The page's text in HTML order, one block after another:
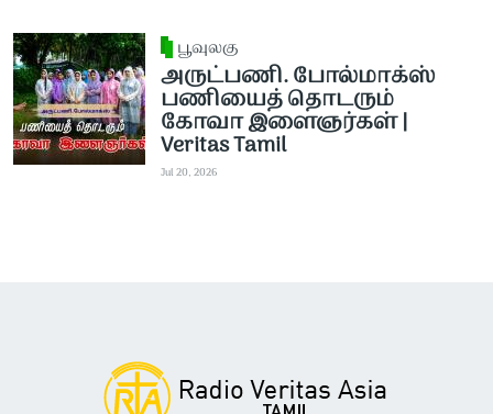
பூவுலகு
அருட்பணி. போல்மாக்ஸ்
பணியைத் தொடரும்
கோவா இளைஞர்கள் |
Veritas Tamil
Jul 20, 2026